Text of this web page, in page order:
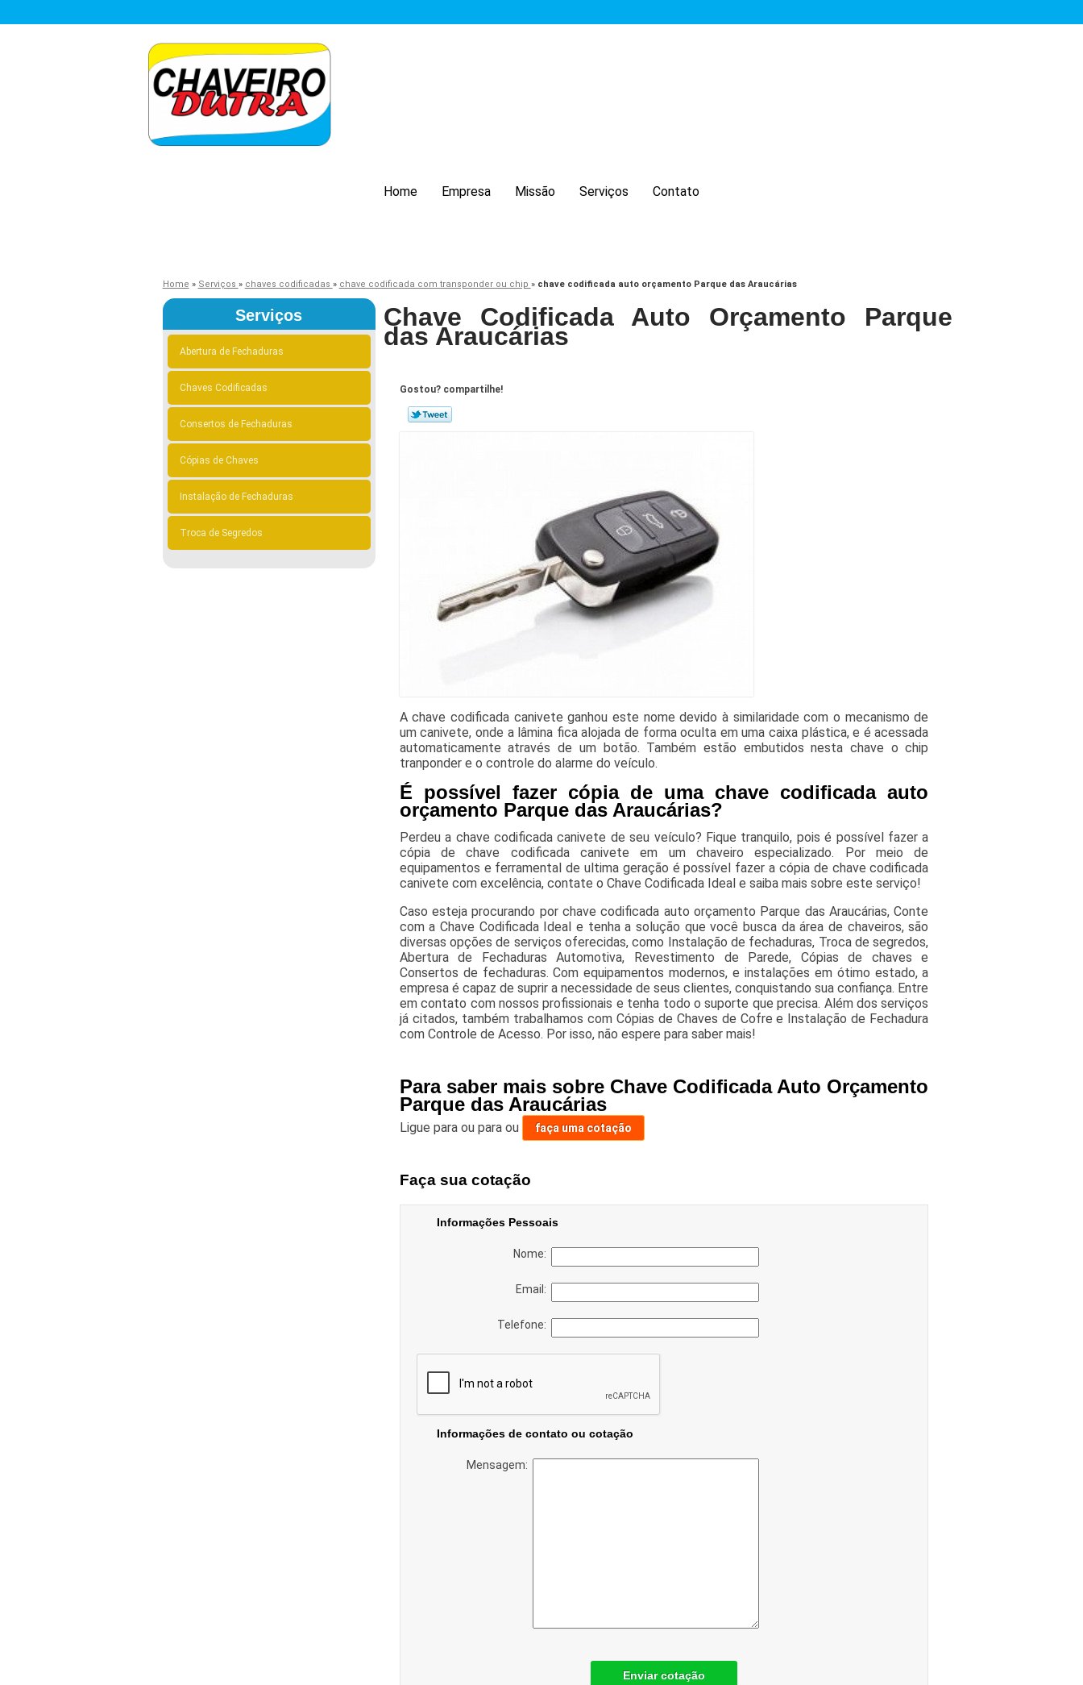
Home Empresa Missão Serviços Contato
Home » Serviços » chaves codificadas » chave codificada com transponder ou chip » chave codificada auto orçamento Parque das Araucárias
Serviços
Abertura de Fechaduras
Chaves Codificadas
Consertos de Fechaduras
Cópias de Chaves
Instalação de Fechaduras
Troca de Segredos
Chave Codificada Auto Orçamento Parque
das Araucárias
Gostou? compartilhe!
A chave codificada canivete ganhou este nome devido à similaridade com o mecanismo de
um canivete, onde a lâmina fica alojada de forma oculta em uma caixa plástica, e é acessada
automaticamente através de um botão. Também estão embutidos nesta chave o chip
tranponder e o controle do alarme do veículo.
É possível fazer cópia de uma chave codificada auto
orçamento Parque das Araucárias?
Perdeu a chave codificada canivete de seu veículo? Fique tranquilo, pois é possível fazer a
cópia de chave codificada canivete em um chaveiro especializado. Por meio de
equipamentos e ferramental de ultima geração é possível fazer a cópia de chave codificada
canivete com excelência, contate o Chave Codificada Ideal e saiba mais sobre este serviço!
Caso esteja procurando por chave codificada auto orçamento Parque das Araucárias, Conte
com a Chave Codificada Ideal e tenha a solução que você busca da área de chaveiros, são
diversas opções de serviços oferecidas, como Instalação de fechaduras, Troca de segredos,
Abertura de Fechaduras Automotiva, Revestimento de Parede, Cópias de chaves e
Consertos de fechaduras. Com equipamentos modernos, e instalações em ótimo estado, a
empresa é capaz de suprir a necessidade de seus clientes, conquistando sua confiança. Entre
em contato com nossos profissionais e tenha todo o suporte que precisa. Além dos serviços
já citados, também trabalhamos com Cópias de Chaves de Cofre e Instalação de Fechadura
com Controle de Acesso. Por isso, não espere para saber mais!
Para saber mais sobre Chave Codificada Auto Orçamento
Parque das Araucárias
Ligue para ou para ou faça uma cotação
Faça sua cotação
Informações Pessoais
Nome:
Email:
Telefone:
Informações de contato ou cotação
Mensagem:
Enviar cotação